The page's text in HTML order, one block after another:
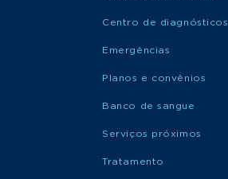
Centro de diagnósticos
Emergências
Planos e convênios
Banco de sangue
Serviços próximos
Tratamento